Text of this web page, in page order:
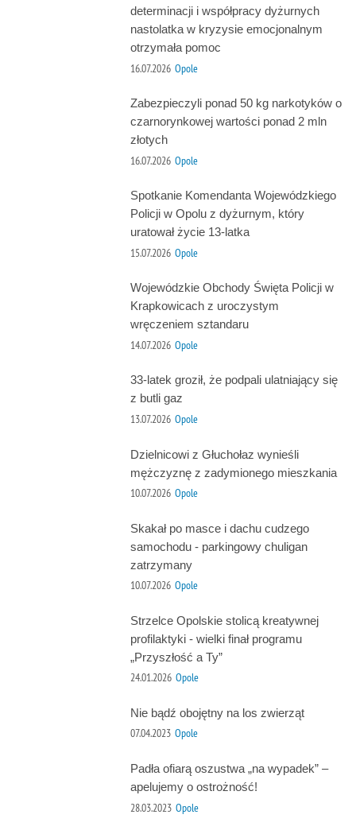
determinacji i współpracy dyżurnych
nastolatka w kryzysie emocjonalnym
otrzymała pomoc
16.07.2026 Opole
Zabezpieczyli ponad 50 kg narkotyków o
czarnorynkowej wartości ponad 2 mln
złotych
16.07.2026 Opole
Spotkanie Komendanta Wojewódzkiego
Policji w Opolu z dyżurnym, który
uratował życie 13-latka
15.07.2026 Opole
Wojewódzkie Obchody Święta Policji w
Krapkowicach z uroczystym
wręczeniem sztandaru
14.07.2026 Opole
33-latek groził, że podpali ulatniający się
z butli gaz
13.07.2026 Opole
Dzielnicowi z Głuchołaz wynieśli
mężczyznę z zadymionego mieszkania
10.07.2026 Opole
Skakał po masce i dachu cudzego
samochodu - parkingowy chuligan
zatrzymany
10.07.2026 Opole
Strzelce Opolskie stolicą kreatywnej
profilaktyki - wielki finał programu
„Przyszłość a Ty”
24.01.2026 Opole
Nie bądź obojętny na los zwierząt
07.04.2023 Opole
Padła ofiarą oszustwa „na wypadek” –
apelujemy o ostrożność!
28.03.2023 Opole